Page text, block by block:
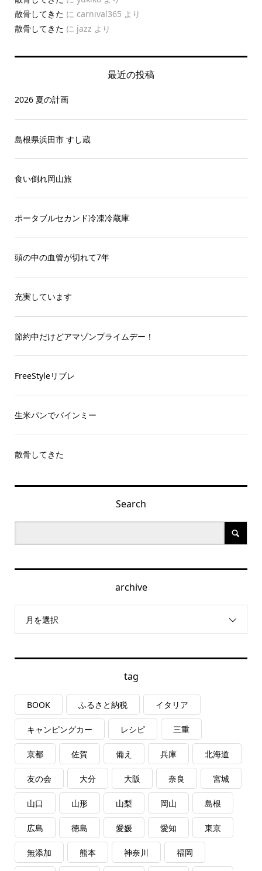
散骨してきた に carnival365 より
散骨してきた に jazz より
最近の投稿
2026 夏の計画
島根県浜田市 すし蔵
食い倒れ岡山旅
ポータブルセカンド冷凍冷蔵庫
頭の中の血管が切れて7年
充実しています
節約中だけどアマゾンプライムデー！
FreeStyleリブレ
生米パンでバインミー
散骨してきた
Search
archive
月を選択
tag
BOOK ふるさと納税 イタリア
キャンピングカー レシピ 三重
京都 佐賀 備え 兵庫 北海道
友の会 大分 大阪 奈良 宮城
山口 山形 山梨 岡山 島根
広島 徳島 愛媛 愛知 東京
無添加 熊本 神奈川 福岡